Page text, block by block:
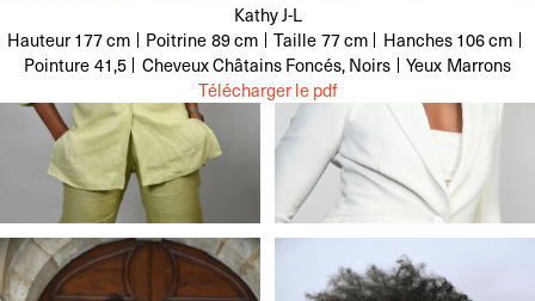
Kathy J-L
Hauteur 177 cm Poitrine89 cm Taille77 cm Hanches106 cm
Pointure41,5 CheveuxChâtains Foncés, Noirs Yeux Marrons
Télécharger le pdf